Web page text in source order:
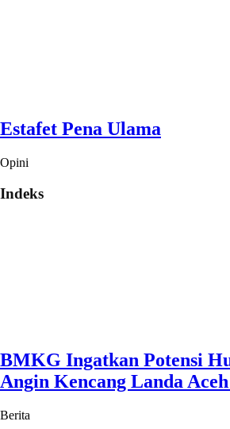
Estafet Pena Ulama
Opini
Indeks
BMKG Ingatkan Potensi
Angin Kencang Landa
Berita